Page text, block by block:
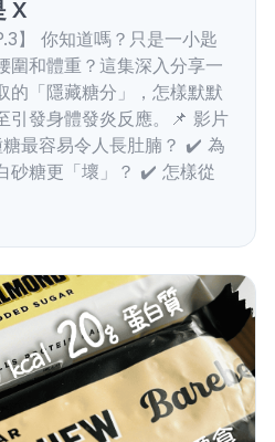
X
】 你知道嗎？只是一小匙
圍和體重？這集深入分享一
的「隱藏糖分」，怎樣默默
引發身體發炎反應。📌 影片
最容易令人長肚腩？ ✔️ 為
砂糖更「壞」？ ✔️ 怎樣從